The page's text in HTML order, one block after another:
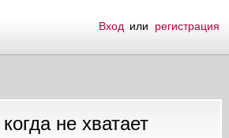
Вход или регистрация
не хватает